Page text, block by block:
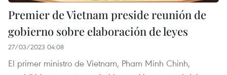
Premier de Vietnam preside reunión de
gobierno sobre elaboración de leyes
27/03/2023 04:08
El primer ministro de Vietnam, Pham Minh Chinh,